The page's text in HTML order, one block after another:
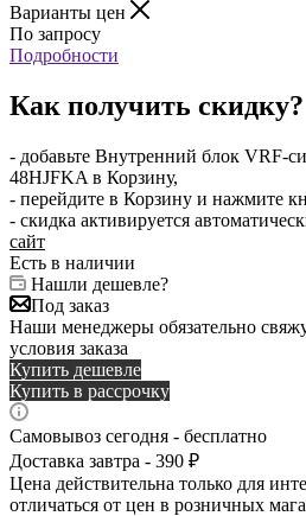
Варианты цен
По запросу
Подробности
Как получить скидку?
- добавьте Внутренний блок VRF-
48HJFKA в Корзину,
- перейдите в Корзину и нажмите
- скидка активируется
сайт
Есть в наличии
Нашли дешевле?
Под заказ
Наши менеджеры обязательно
условия заказа
Купить дешевле
Купить в рассрочку
Самовывоз сегодня - бесплатно
Доставка завтра - 390 ₽
Цена действительна только для
отличаться от цен в розничных